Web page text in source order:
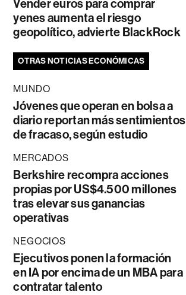
Vender euros para comprar
yenes aumenta el riesgo
geopolítico, advierte BlackRock
OTRAS NOTICIAS ECONÓMICAS
MUNDO
Jóvenes que operan en bolsa a
diario reportan más sentimientos
de fracaso, según estudio
MERCADOS
Berkshire recompra acciones
propias por US$4.500 millones
tras elevar sus ganancias
operativas
NEGOCIOS
Ejecutivos ponen la formación
en IA por encima de un MBA para
contratar talento